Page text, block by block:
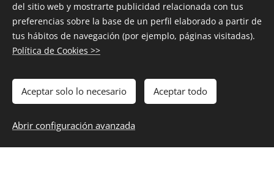
Barcelona
Info de contacto
Suscríbete a nuestra
del sitio web y mostrarte publicidad relacionada con tus
preferencias sobre la base de un perfil elaborado a partir de
tus hábitos de navegación (por ejemplo, páginas visitadas).
Política de Cookies >>
Aceptar solo lo necesario Aceptar todo
Abrir configuración avanzada